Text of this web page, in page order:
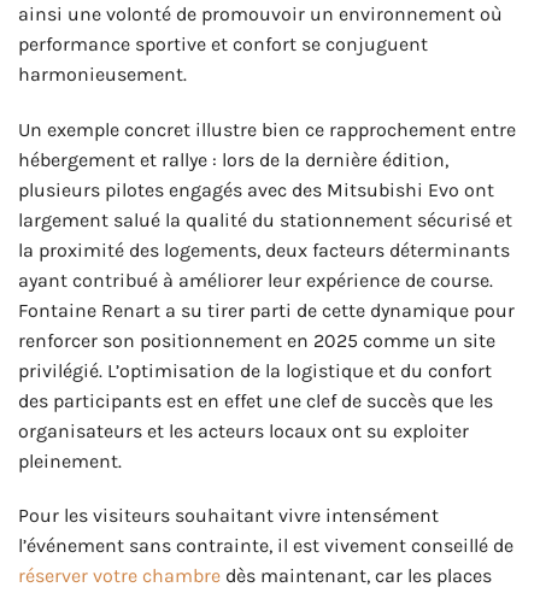
ainsi une volonté de promouvoir un environnement où
performance sportive et confort se conjuguent
harmonieusement.
Un exemple concret illustre bien ce rapprochement entre
hébergement et rallye : lors de la dernière édition,
plusieurs pilotes engagés avec des Mitsubishi Evo ont
largement salué la qualité du stationnement sécurisé et
la proximité des logements, deux facteurs déterminants
ayant contribué à améliorer leur expérience de course.
Fontaine Renart a su tirer parti de cette dynamique pour
renforcer son positionnement en 2025 comme un site
privilégié. L’optimisation de la logistique et du confort
des participants est en effet une clef de succès que les
organisateurs et les acteurs locaux ont su exploiter
pleinement.
Pour les visiteurs souhaitant vivre intensément
l’événement sans contrainte, il est vivement conseillé de
réserver votre chambre dès maintenant, car les places